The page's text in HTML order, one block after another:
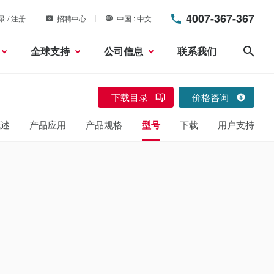
/ 注册 招聘中心 中国 中文 4007-367-367
全球支持 公司信息 联系我们
下载目录 价格咨询
产品应用 产品规格 型号 下载 用户支持